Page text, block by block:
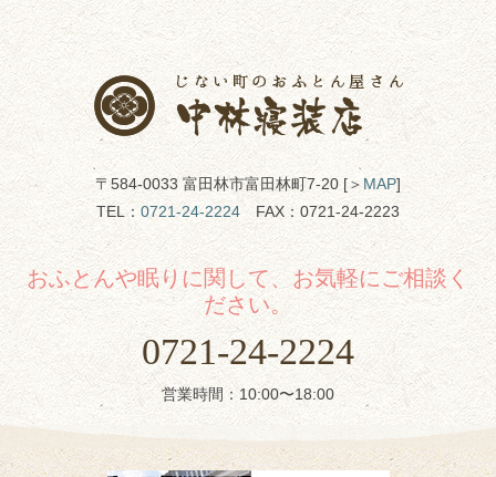
〒584-0033 富田林市富田林町7-20 [＞MAP]
TEL： 0721-24-2224 FAX：0721-24-2223
おふとんや眠りに関して、お気軽にご相談く
ださい。
0721-24-2224
営業時間：10:00〜18:00